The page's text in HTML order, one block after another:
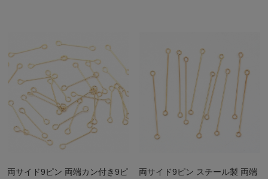
両サイド9ピン 両端カン付き9ピ
両サイド9ピン スチール製 両端